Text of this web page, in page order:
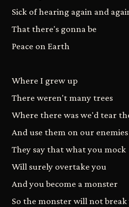
Sick of hearing again and
That there's gonna be
Peace on Earth
Where I grew up
There weren't many trees
Where there was we'd tear
And use them on our enemies
They say that what you mock
Will surely overtake you
And you become a monster
So the monster will not break